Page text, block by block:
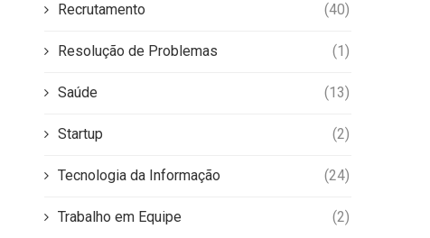
Diferença entre MBA e Pós-
Atualizado em
Ensino Superior:
Atualizado em20 de março de
Recrutamento (40)
Resolução de Problemas (1)
Saúde (13)
Startup (2)
Tecnologia da Informação (24)
Trabalho em Equipe (2)